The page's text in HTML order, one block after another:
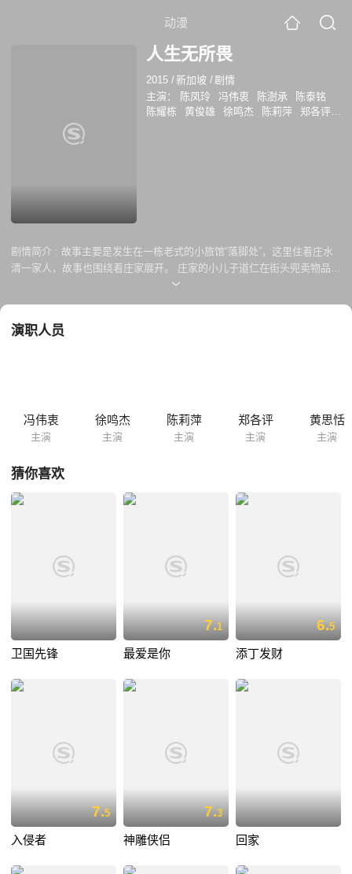
动漫
人生无所畏
2015 /新加坡 /剧情
主演：
陈凤玲 冯伟衷 陈澍承
陈泰铭
陈耀栋
黄俊雄 徐鸣杰 陈莉萍
郑各评
剧情简介 : 故事主要是发生在一栋老式的小旅馆“落脚处”，这里住着庄水
清一家人，故事也围绕着庄家展开。 庄家的小儿子道仁在街头兜卖物品，
被自称警察的梅桂逮着，后两人对刚出狱的刘一守有偏见，误以为他是抢
联想到他。 学校发生火患，身为副校长的庄家次子道强，怀疑是向来让人
演职人员
冯伟衷
主演
徐鸣杰
主演
陈莉萍
主演
郑各评
主演
黄思恬
主演
猜你喜欢
卫国先锋
7.1
最爱是你
6.5
添丁发财
7.5
入侵者
7.3
神雕侠侣 回家